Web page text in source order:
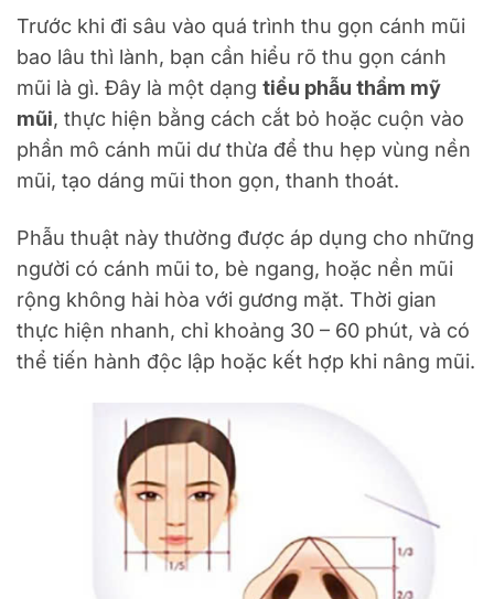
Trước khi đi sâu vào quá trình thu gọn cánh mũi
bao lâu thì lành, bạn cần hiểu rõ thu gọn cánh
mũi là gì. Đây là một dạng tiểu phẫu thẩm mỹ
mũi, thực hiện bằng cách cắt bỏ hoặc cuộn vào
phần mô cánh mũi dư thừa để thu hẹp vùng nền
mũi, tạo dáng mũi thon gọn, thanh thoát.
Phẫu thuật này thường được áp dụng cho những
người có cánh mũi to, bè ngang, hoặc nền mũi
rộng không hài hòa với gương mặt. Thời gian
thực hiện nhanh, chỉ khoảng 30 – 60 phút, và có
thể tiến hành độc lập hoặc kết hợp khi nâng mũi.